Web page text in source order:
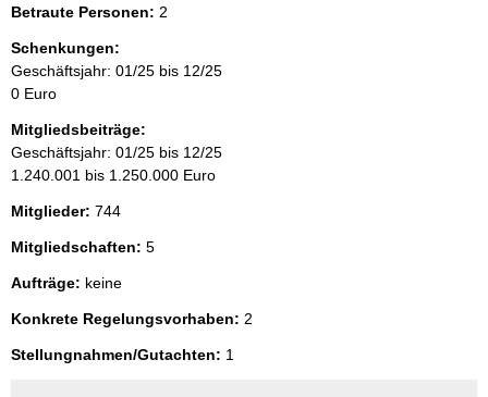
Betraute Personen: 2
Schenkungen:
Geschäftsjahr: 01/25 bis 12/25
0 Euro
Mitgliedsbeiträge:
Geschäftsjahr: 01/25 bis 12/25
1.240.001 bis 1.250.000 Euro
Mitglieder: 744
Mitgliedschaften: 5
Aufträge: keine
Konkrete Regelungsvorhaben: 2
Stellungnahmen/Gutachten: 1